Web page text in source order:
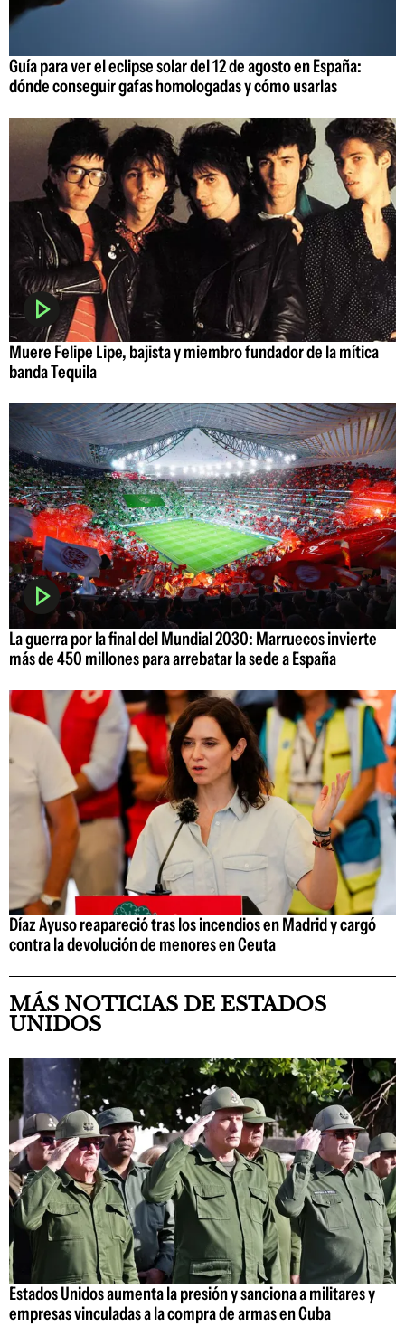
Guía para ver el eclipse solar del 12 de agosto en España:
dónde conseguir gafas homologadas y cómo usarlas
Muere Felipe Lipe, bajista y miembro fundador de la mítica
banda Tequila
La guerra por la final del Mundial 2030: Marruecos invierte
más de 450 millones para arrebatar la sede a España
Díaz Ayuso reapareció tras los incendios en Madrid y cargó
contra la devolución de menores en Ceuta
MÁS NOTICIAS DE ESTADOS
UNIDOS
Estados Unidos aumenta la presión y sanciona a militares y
empresas vinculadas a la compra de armas en Cuba